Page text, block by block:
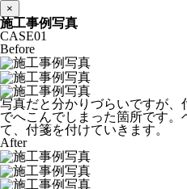
×
施工事例写真
CASE01
Before
写真だと分かりづらいですが、
でへこんでしまった箇所です
て、付箋を付けていきます。
After